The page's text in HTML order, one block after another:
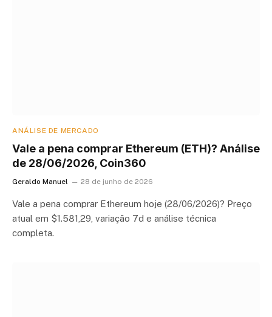
ANÁLISE DE MERCADO
Vale a pena comprar Ethereum (ETH)? Análise
de 28/06/2026, Coin360
Geraldo Manuel 28 de junho de 2026
Vale a pena comprar Ethereum hoje (28/06/2026)? Preço
atual em $1.581,29, variação 7d e análise técnica
completa.